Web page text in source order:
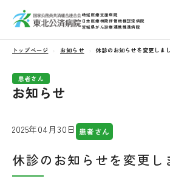
地域医療支援病院
日本医療機能評価機構認定病院
宮城県がん診療連携推進病院
トップページ お知らせ 休診のお知らせを変更しまし
患者さん
お知らせ
2025年04月30日 患者さん
休診のお知らせを変更し